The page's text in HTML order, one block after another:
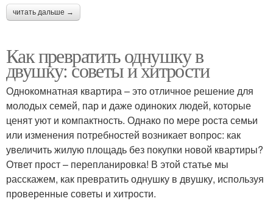
читать дальше →
Как превратить однушку в
двушку: советы и хитрости
Однокомнатная квартира – это отличное решение для
молодых семей, пар и даже одиноких людей, которые
ценят уют и компактность. Однако по мере роста семьи
или изменения потребностей возникает вопрос: как
увеличить жилую площадь без покупки новой квартиры?
Ответ прост – перепланировка! В этой статье мы
расскажем, как превратить однушку в двушку, используя
проверенные советы и хитрости.